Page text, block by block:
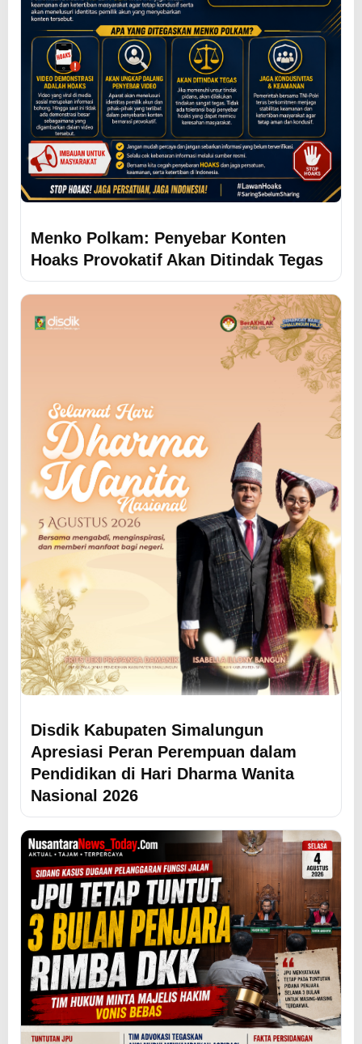
Menko Polkam: Penyebar Konten
Hoaks Provokatif Akan Ditindak Tegas
Disdik Kabupaten Simalungun
Apresiasi Peran Perempuan dalam
Pendidikan di Hari Dharma Wanita
Nasional 2026